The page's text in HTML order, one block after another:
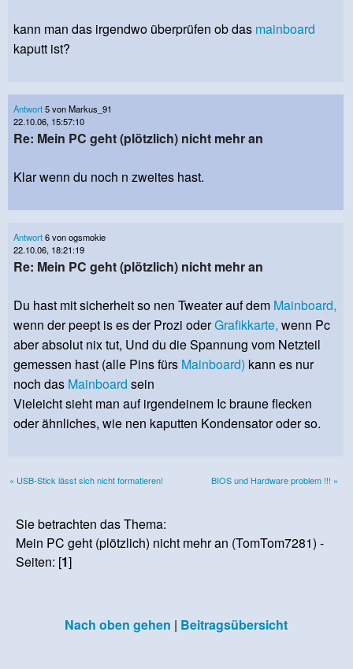
kann man das irgendwo überprüfen ob das mainboard
kaputt ist?
Antwort5 von Markus_91
22.10.06, 15:57:10
Re: Mein PC geht (plötzlich) nicht mehr an
Klar wenn du noch n zweites hast.
Antwort6 von ogsmokie
22.10.06, 18:21:19
Re: Mein PC geht (plötzlich) nicht mehr an
Du hast mit sicherheit so nen Tweater auf dem Mainboard,
wenn der peept is es der Prozi oderGrafikkarte, wenn Pc
aber absolut nix tut, Und du die Spannung vom Netzteil
gemessen hast (alle Pins fürs Mainboard) kann es nur
noch das Mainboard sein
Vieleicht sieht man auf irgendeinem Ic braune flecken
oder ähnliches, wie nen kaputten Kondensator oder so.
« USB-Stick lässt sich nicht formatieren! BIOS und Hardware problem !!! »
Sie betrachten das Thema:
Mein PC geht (plötzlich) nicht mehr an (TomTom7281) -
Seiten: [1]
Nach oben gehen | Beitragsübersicht